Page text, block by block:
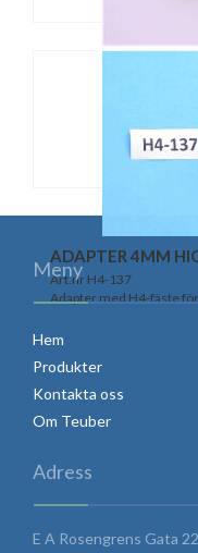
ADAPTER 4MM
Art.nr H4-137
Adapter med H4-fäste
Meny
Hem
Produkter
Kontakta oss
Om Teuber
Adress
E A Rosengrens Gata 22